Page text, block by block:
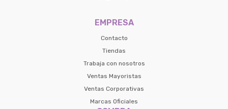
EMPRESA
Contacto
Tiendas
Trabaja con nosotros
Ventas Mayoristas
Ventas Corporativas
Marcas Oficiales